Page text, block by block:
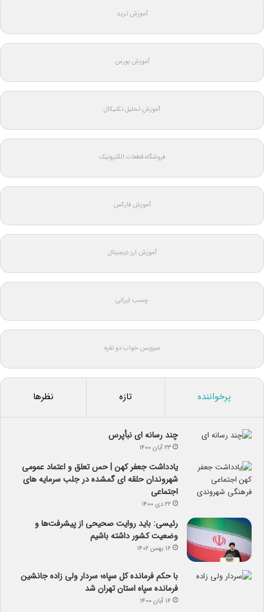
آموزش ترید
آموزش بورس
آموزش تحلیل تکنیکال
فروشگاه قطعات الکترونیک
آموزش فارکس
آموزش ارز دیجیتال
چسب ایرانی
سرویس خواب دو نفره
پرخواننده تازه نظرها
چند رسانه ای نبأپرس
۲۳ آبان ۱۴۰۰
یادداشت جعفر کهن | حس تعلق و اعتماد عمومی
شهروندان حلقه ای گمشده در جلب سرمایه های
اجتماعی
۲۲ دی ۱۴۰۰
رئیسی: باید روایت صحیحی از پیشرفت‌ها و
وضعیت کشور داشته باشیم
۱۶ بهمن ۱۴۰۲
با حکم فرمانده کل سپاه؛ سردار ولی زاده جانشین
فرمانده سپاه استان تهران شد
۱۶ آبان ۱۴۰۰